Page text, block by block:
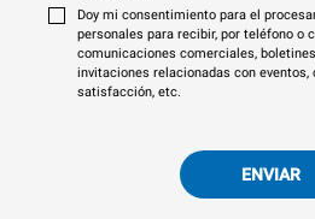
Doy mi consentimiento para el
personales para recibir, por teléfono o
comunicaciones comerciales,
invitaciones relacionadas con eventos,
satisfacción, etc.
ENVIAR